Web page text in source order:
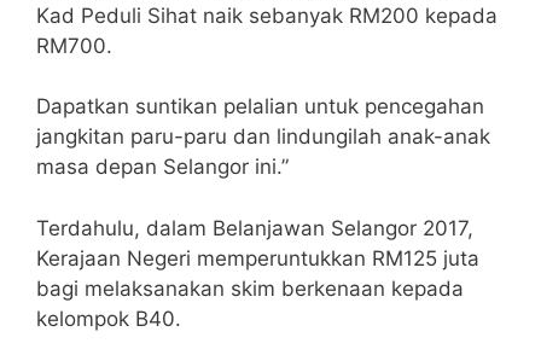
Kad Peduli Sihat naik sebanyak RM200 kepada
RM700.
Dapatkan suntikan pelalian untuk pencegahan
jangkitan paru-paru dan lindungilah anak-anak
masa depan Selangor ini.”
Terdahulu, dalam Belanjawan Selangor 2017,
Kerajaan Negeri memperuntukkan RM125 juta
bagi melaksanakan skim berkenaan kepada
kelompok B40.